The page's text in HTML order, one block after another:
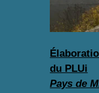
du PLUi
Pays de